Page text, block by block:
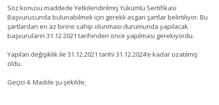
Söz konusu maddede Yetkilendirilmiş Yükümlü Sertifikası
Başvurusunda bulunabilmek için gerekli asgari şartlar belirtiliyor. Bu
şartlardan en az birine sahip olunması durumunda yapılacak
başvuruların 31.12.2021 tarihinden önce yapılması gerekiyordu.
Yapılan değişiklik ile 31.12.2021 tarihi 31.12.2024’e kadar uzatılmış
oldu.
Geçici 4. Madde şu şekilde;